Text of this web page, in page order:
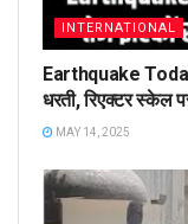
INTERNATIONAL
Earthquake
धरती, रिएक्टर स्केल
MAY 14, 2025